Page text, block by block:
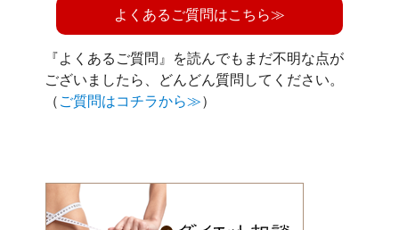
よくあるご質問はこちら≫
『よくあるご質問』を読んでもまだ不明な点が
ございましたら、どんどん質問してください。
（ ご質問はコチラから≫）